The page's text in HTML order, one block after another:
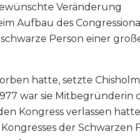
Veränderung
Aufbau des
Person einer
hatte, setzte
war sie Mitbegründerin
Kongress verlassen
der Schwarzen